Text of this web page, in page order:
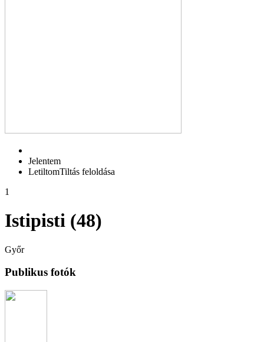
Jelentem
LetiltomTiltás feloldása
1
Istipisti (48)
Győr
Publikus fotók